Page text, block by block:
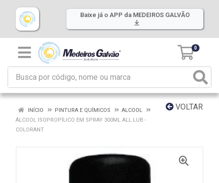
Baixe já o APP da MEDEIROS GALVÃO
0
VOLTAR
INÍCIO PINTURA E QUÍMICOS
ALCOOL
ÁLCOOL ISOPROPÍLICO EM SPRAY 300ML ALL LUB -
COLORANT